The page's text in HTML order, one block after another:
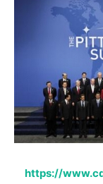
https://